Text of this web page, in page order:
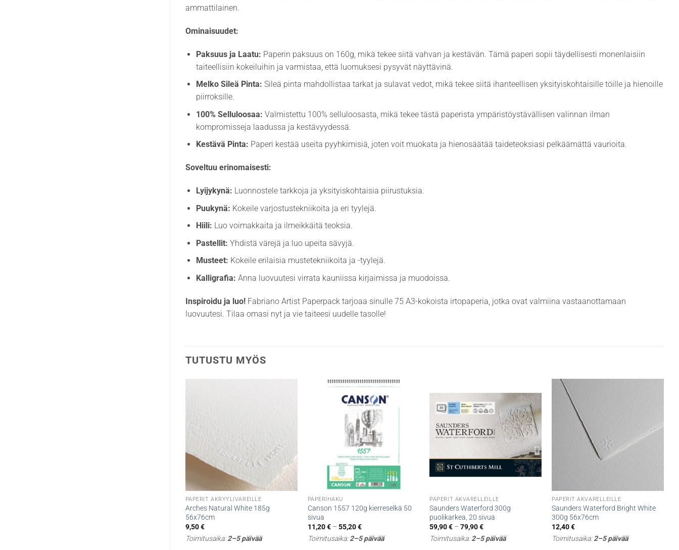
ammattilainen.
Ominaisuudet:
Paksuus ja Laatu: Paperin paksuus on 160g, mikä tekee siitä vahvan ja kestävän. Tämä paperi sopii täydellisesti monenlaisiin
taiteellisiin kokeiluihin ja varmistaa, että luomuksesi pysyvät näyttävinä.
Melko Sileä Pinta: Sileä pinta mahdollistaa tarkat ja sulavat vedot, mikä tekee siitä ihanteellisen yksityiskohtaisille töille ja hienoille
piirroksille.
100% Selluloosaa: Valmistettu 100% selluloosasta, mikä tekee tästä paperista ympäristöystävällisen valinnan ilman
kompromisseja laadussa ja kestävyydessä.
Kestävä Pinta: Paperi kestää useita pyyhkimisiä, joten voit muokata ja hienosäätää taideteoksiasi pelkäämättä vaurioita.
Soveltuu erinomaisesti:
Lyijykynä: Luonnostele tarkkoja ja yksityiskohtaisia piirustuksia.
Puukynä: Kokeile varjostustekniikoita ja eri tyylejä.
Hiili: Luo voimakkaita ja ilmeikkäitä teoksia.
Pastellit: Yhdistä värejä ja luo upeita sävyjä.
Musteet: Kokeile erilaisia mustetekniikoita ja -tyylejä.
Kalligrafia: Anna luovuutesi virrata kauniissa kirjaimissa ja muodoissa.
Inspiroidu ja luo! Fabriano Artist Paperpack tarjoaa sinulle 75 A3-kokoista irtopaperia, jotka ovat valmiina vastaanottamaan
luovuutesi. Tilaa omasi nyt ja vie taiteesi uudelle tasolle!
TUTUSTU MYÖS
PAPERIT AKRYYLIVÄREILLE
Arches Natural White 185g
56x76cm
9,50€
Toimitusaika:2–5 päivää
PAPERIHAKU
Canson 1557 120g kierreselkä 50
sivua
11,20€ – 55,20€Hintaluokka:
11,20 €
-
Toimitusaika:2–5 päivää
PAPERIT AKVARELLEILLE
Saunders Waterford 300g
puolikarkea, 20 sivua
59,90€ – 79,90€Hintaluokka:
59,90 €
-
Toimitusaika:2–5 päivää
PAPERIT AKVARELLEILLE
Saunders Waterford Bright White
300g 56x76cm
12,40€
Toimitusaika:2–5 päivää